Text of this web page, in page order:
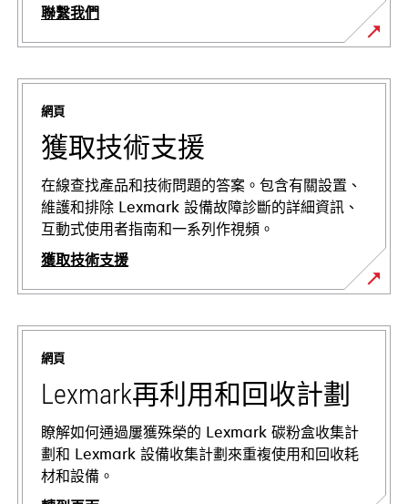
聯繫我們
網頁
獲取技術支援
在線查找產品和技術問題的答案。包含有關設置、
維護和排除 Lexmark 設備故障診斷的詳細資訊、
互動式使用者指南和一系列作視頻。
獲取技術支援
opens
in
new
tab
網頁
Lexmark再利用和回收計劃
瞭解如何通過屢獲殊榮的 Lexmark 碳粉盒收集計
劃和 Lexmark 設備收集計劃來重複使用和回收耗
材和設備。